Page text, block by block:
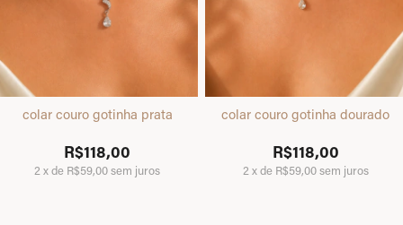
colar couro gotinha prata
R$118,00
2 xde R$59,00sem juros
colar couro gotinha dourado
R$118,00
2 xde R$59,00sem juros